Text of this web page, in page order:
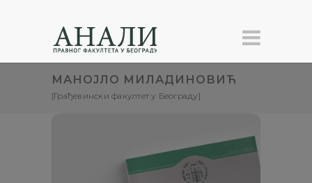
МАНОЈЛО МИЛАДИНОВИЋ
[Грађевински факултет у Београду]